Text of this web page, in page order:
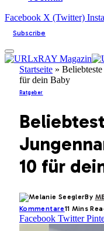
Facebook X (Twitter)
Subscribe
Startseite »
für dein Baby
Ratgeber
10 für
By
Kommentare11 Mins
Facebook Twitter